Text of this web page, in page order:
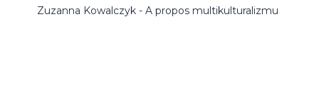
Zuzanna Kowalczyk - A propos multikulturalizmu